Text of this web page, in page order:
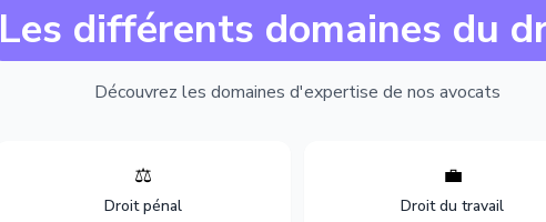
Les différents domaines du
Découvrez les domaines d'expertise de nos avocats
⚖️
Droit pénal
Expertise en matière pénale, de
l'assistance en garde à vue jusqu'au
procès, pour toute affaire correctionnelle
💼
Droit du travail
Protection de vos droits au
contrats, licenciements,
discrimination et conflits avec